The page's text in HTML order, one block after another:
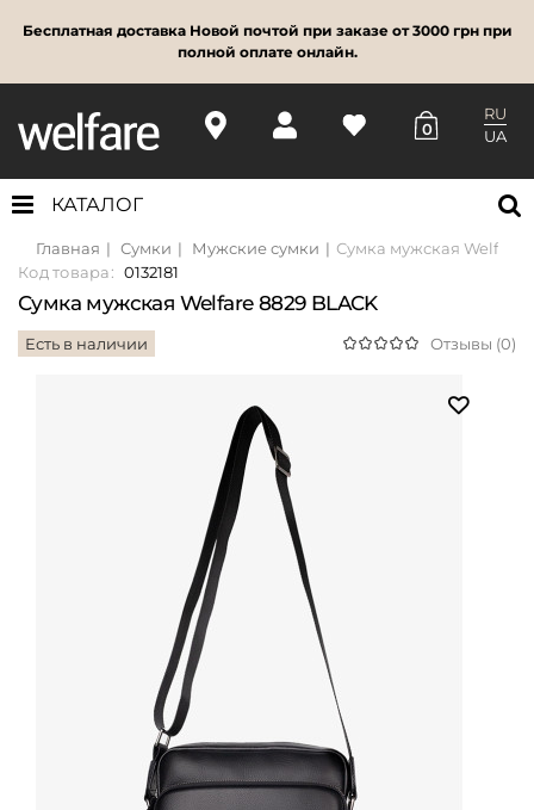
Бесплатная доставка Новой почтой при заказе от 3000 грн при
полной оплате онлайн.
0
RU
UA
КАТАЛОГ
Главная Сумки Мужские сумки
Сумка мужская Welfare
Код товара: 0132181
Сумка мужская Welfare 8829 BLACK
Есть в наличии Отзывы (0)